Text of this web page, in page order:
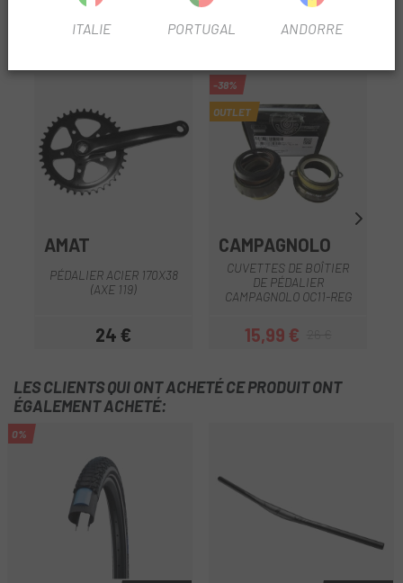
AMAT
PÉDALIER ACIER 170X38
(AXE 119)
Prix
24 €
-38%
OUTLET
CAMPAGNOLO
CUVETTES DE BOÎTIER
DE PÉDALIER
CAMPAGNOLO OC11-REG
Prix
15,99 €Prix habituel
LES CLIENTS QUI ONT ACHETÉ CE PRODUIT ONT
ÉGALEMENT ACHETÉ:
0%
ITALIE PORTUGAL ANDORRE